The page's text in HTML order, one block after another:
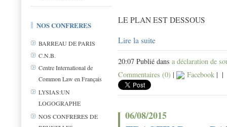
NOS CONFRERES
BARREAU DE PARIS
C.N.B.
Centre International de
Common Law en Français
LYSIAS:UN
LOGOGRAPHE
NOS CONFRERES DE
LE PLAN EST DESSOUS
Lire la suite
20:07 Publié dans a déclaration de
Commentaires (0) | Facebook | |
06/08/2015